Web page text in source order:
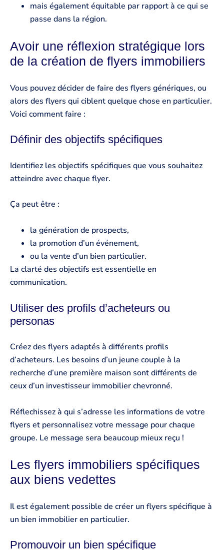
mais également équitable par rapport à ce qui se
passe dans la région.
Avoir une réflexion stratégique lors
de la création de flyers immobiliers
Vous pouvez décider de faire des flyers génériques, ou
alors des flyers qui ciblent quelque chose en particulier.
Voici comment faire :
Définir des objectifs spécifiques
Identifiez les objectifs spécifiques que vous souhaitez
atteindre avec chaque flyer.
Ça peut être :
la génération de prospects,
la promotion d’un événement,
ou la vente d’un bien particulier.
La clarté des objectifs est essentielle en
communication.
Utiliser des profils d’acheteurs ou
personas
Créez des flyers adaptés à différents profils
d’acheteurs. Les besoins d’un jeune couple à la
recherche d’une première maison sont différents de
ceux d’un investisseur immobilier chevronné.
Réflechissez à qui s’adresse les informations de votre
flyers et personnalisez votre message pour chaque
groupe. Le message sera beaucoup mieux reçu !
Les flyers immobiliers spécifiques
aux biens vedettes
Il est également possible de créer un flyers spécifique à
un bien immobilier en particulier.
Promouvoir un bien spécifique